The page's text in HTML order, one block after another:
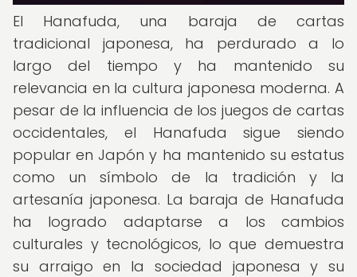
El Hanafuda, una baraja de cartas
tradicional japonesa, ha perdurado a lo
largo del tiempo y ha mantenido su
relevancia en la cultura japonesa moderna. A
pesar de la influencia de los juegos de cartas
occidentales, el Hanafuda sigue siendo
popular en Japón y ha mantenido su estatus
como un símbolo de la tradición y la
artesanía japonesa. La baraja de Hanafuda
ha logrado adaptarse a los cambios
culturales y tecnológicos, lo que demuestra
su arraigo en la sociedad japonesa y su